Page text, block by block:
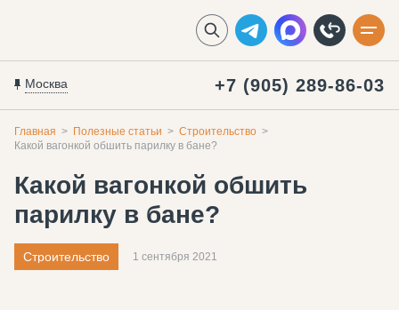
Москва +7 (905) 289-86-03
Главная Полезные статьи
Строительство
Какой вагонкой обшить парилку в бане?
Какой вагонкой обшить
парилку в бане?
Строительство 1 сентября 2021